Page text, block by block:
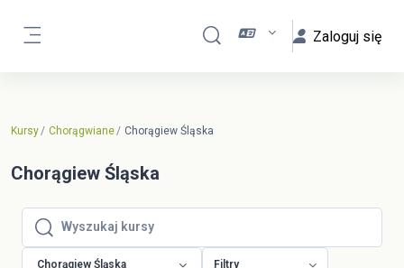
Przełącznik wyszukiwarki
Zaloguj się
Kursy Chorągwiane Chorągiew Śląska
Chorągiew Śląska
Wyszukaj kursy
Wyszukaj kursy
Chorągiew Śląska Filtry